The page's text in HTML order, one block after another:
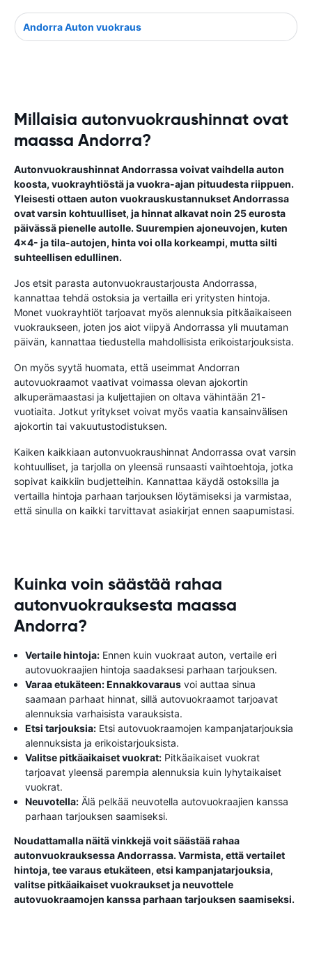
Andorra Auton vuokraus
Millaisia autonvuokraushinnat ovat
maassa Andorra?
Autonvuokraushinnat Andorrassa voivat vaihdella auton
koosta, vuokrayhtiöstä ja vuokra-ajan pituudesta riippuen.
Yleisesti ottaen auton vuokrauskustannukset Andorrassa
ovat varsin kohtuulliset, ja hinnat alkavat noin 25 eurosta
päivässä pienelle autolle. Suurempien ajoneuvojen, kuten
4x4- ja tila-autojen, hinta voi olla korkeampi, mutta silti
suhteellisen edullinen.
Jos etsit parasta autonvuokraustarjousta Andorrassa,
kannattaa tehdä ostoksia ja vertailla eri yritysten hintoja.
Monet vuokrayhtiöt tarjoavat myös alennuksia pitkäaikaiseen
vuokraukseen, joten jos aiot viipyä Andorrassa yli muutaman
päivän, kannattaa tiedustella mahdollisista erikoistarjouksista.
On myös syytä huomata, että useimmat Andorran
autovuokraamot vaativat voimassa olevan ajokortin
alkuperämaastasi ja kuljettajien on oltava vähintään 21-
vuotiaita. Jotkut yritykset voivat myös vaatia kansainvälisen
ajokortin tai vakuutustodistuksen.
Kaiken kaikkiaan autonvuokraushinnat Andorrassa ovat varsin
kohtuulliset, ja tarjolla on yleensä runsaasti vaihtoehtoja, jotka
sopivat kaikkiin budjetteihin. Kannattaa käydä ostoksilla ja
vertailla hintoja parhaan tarjouksen löytämiseksi ja varmistaa,
että sinulla on kaikki tarvittavat asiakirjat ennen saapumistasi.
Kuinka voin säästää rahaa
autonvuokrauksesta maassa
Andorra?
Vertaile hintoja: Ennen kuin vuokraat auton, vertaile eri
autovuokraajien hintoja saadaksesi parhaan tarjouksen.
Varaa etukäteen: Ennakkovaraus voi auttaa sinua
saamaan parhaat hinnat, sillä autovuokraamot tarjoavat
alennuksia varhaisista varauksista.
Etsi tarjouksia: Etsi autovuokraamojen kampanjatarjouksia
alennuksista ja erikoistarjouksista.
Valitse pitkäaikaiset vuokrat: Pitkäaikaiset vuokrat
tarjoavat yleensä parempia alennuksia kuin lyhytaikaiset
vuokrat.
Neuvotella: Älä pelkää neuvotella autovuokraajien kanssa
parhaan tarjouksen saamiseksi.
Noudattamalla näitä vinkkejä voit säästää rahaa
autonvuokrauksessa Andorrassa. Varmista, että vertailet
hintoja, tee varaus etukäteen, etsi kampanjatarjouksia,
valitse pitkäaikaiset vuokraukset ja neuvottele
autovuokraamojen kanssa parhaan tarjouksen saamiseksi.